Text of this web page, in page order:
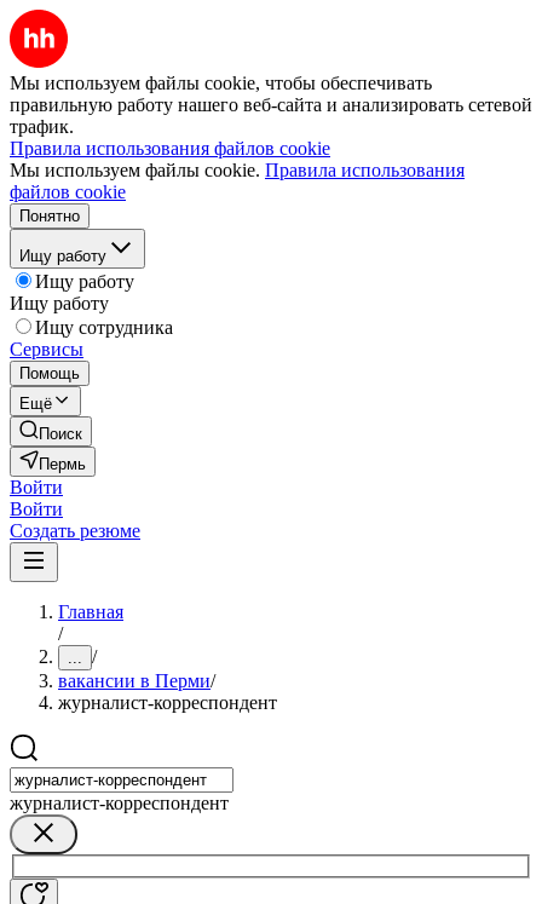
Мы используем файлы cookie, чтобы обеспечивать
правильную работу нашего веб-сайта и анализировать сетевой
трафик.
Правила использования файлов cookie
Мы используем файлы cookie. Правила использования
файлов cookie
Понятно
Ищу работу
Ищу работу
Ищу работу
Ищу сотрудника
Сервисы
Помощь
Ещё
Поиск
Пермь
Войти
Войти
Создать резюме
Главная
/
... /
вакансии в Перми/
журналист-корреспондент
журналист-корреспондент